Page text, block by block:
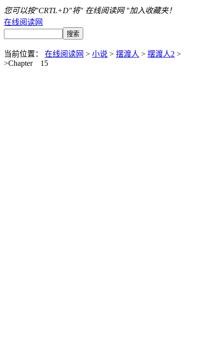
您可以按"CRTL+D"将" 在线阅读网 "加入收藏夹！
在线阅读网
当前位置： 在线阅读网 > 小说 > 摆渡人 > 摆渡人2 >
>Chapter 15